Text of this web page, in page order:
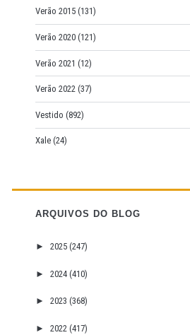
Verão 2015 (131)
Verão 2020 (121)
Verão 2021 (12)
Verão 2022 (37)
Vestido (892)
Xale (24)
ARQUIVOS DO BLOG
► 2025 (247)
► 2024 (410)
► 2023 (368)
► 2022 (417)